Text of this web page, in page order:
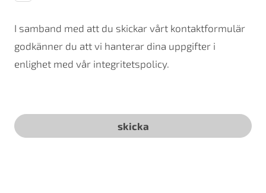
I samband med att du skickar vårt kontaktformulär
godkänner du att vi hanterar dina uppgifter i
enlighet med vår integritetspolicy.